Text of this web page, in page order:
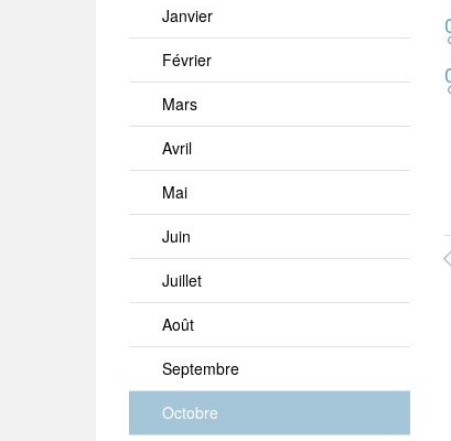
Janvier
Février
Mars
Avril
Mai
Juin
Juillet
Août
Septembre
Octobre